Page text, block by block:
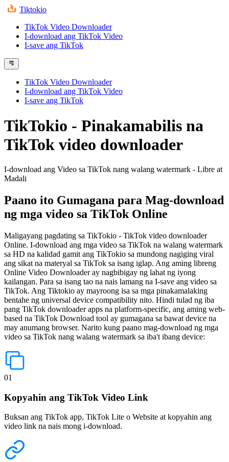
Tiktokio
TikTok Video Downloader
I-download ang TikTok Video
I-save ang TikTok
TikTok Video Downloader
I-download ang TikTok Video
I-save ang TikTok
TikTokio - Pinakamabilis na
TikTok video downloader
I-download ang Video sa TikTok nang walang watermark - Libre at
Madali
Paano ito Gumagana para Mag-download
ng mga video sa TikTok Online
Maligayang pagdating sa TikTokio - TikTok video downloader
Online. I-download ang mga video sa TikTok na walang watermark
sa HD na kalidad gamit ang TikTokio sa mundong nagiging viral
ang sikat na materyal sa TikTok sa isang iglap. Ang aming libreng
Online Video Downloader ay nagbibigay ng lahat ng iyong
kailangan. Para sa isang tao na nais lamang na I-save ang video sa
TikTok. Ang Tiktokio ay mayroong isa sa mga pinakamalaking
bentahe ng universal device compatibility nito. Hindi tulad ng iba
pang TikTok downloader apps na platform-specific, ang aming web-
based na TikTok Download tool ay gumagana sa bawat device na
may anumang browser. Narito kung paano mag-download ng mga
video sa TikTok nang walang watermark sa iba't ibang device:
01
Kopyahin ang TikTok Video Link
Buksan ang TikTok app, TikTok Lite o Website at kopyahin ang
video link na nais mong i-download.